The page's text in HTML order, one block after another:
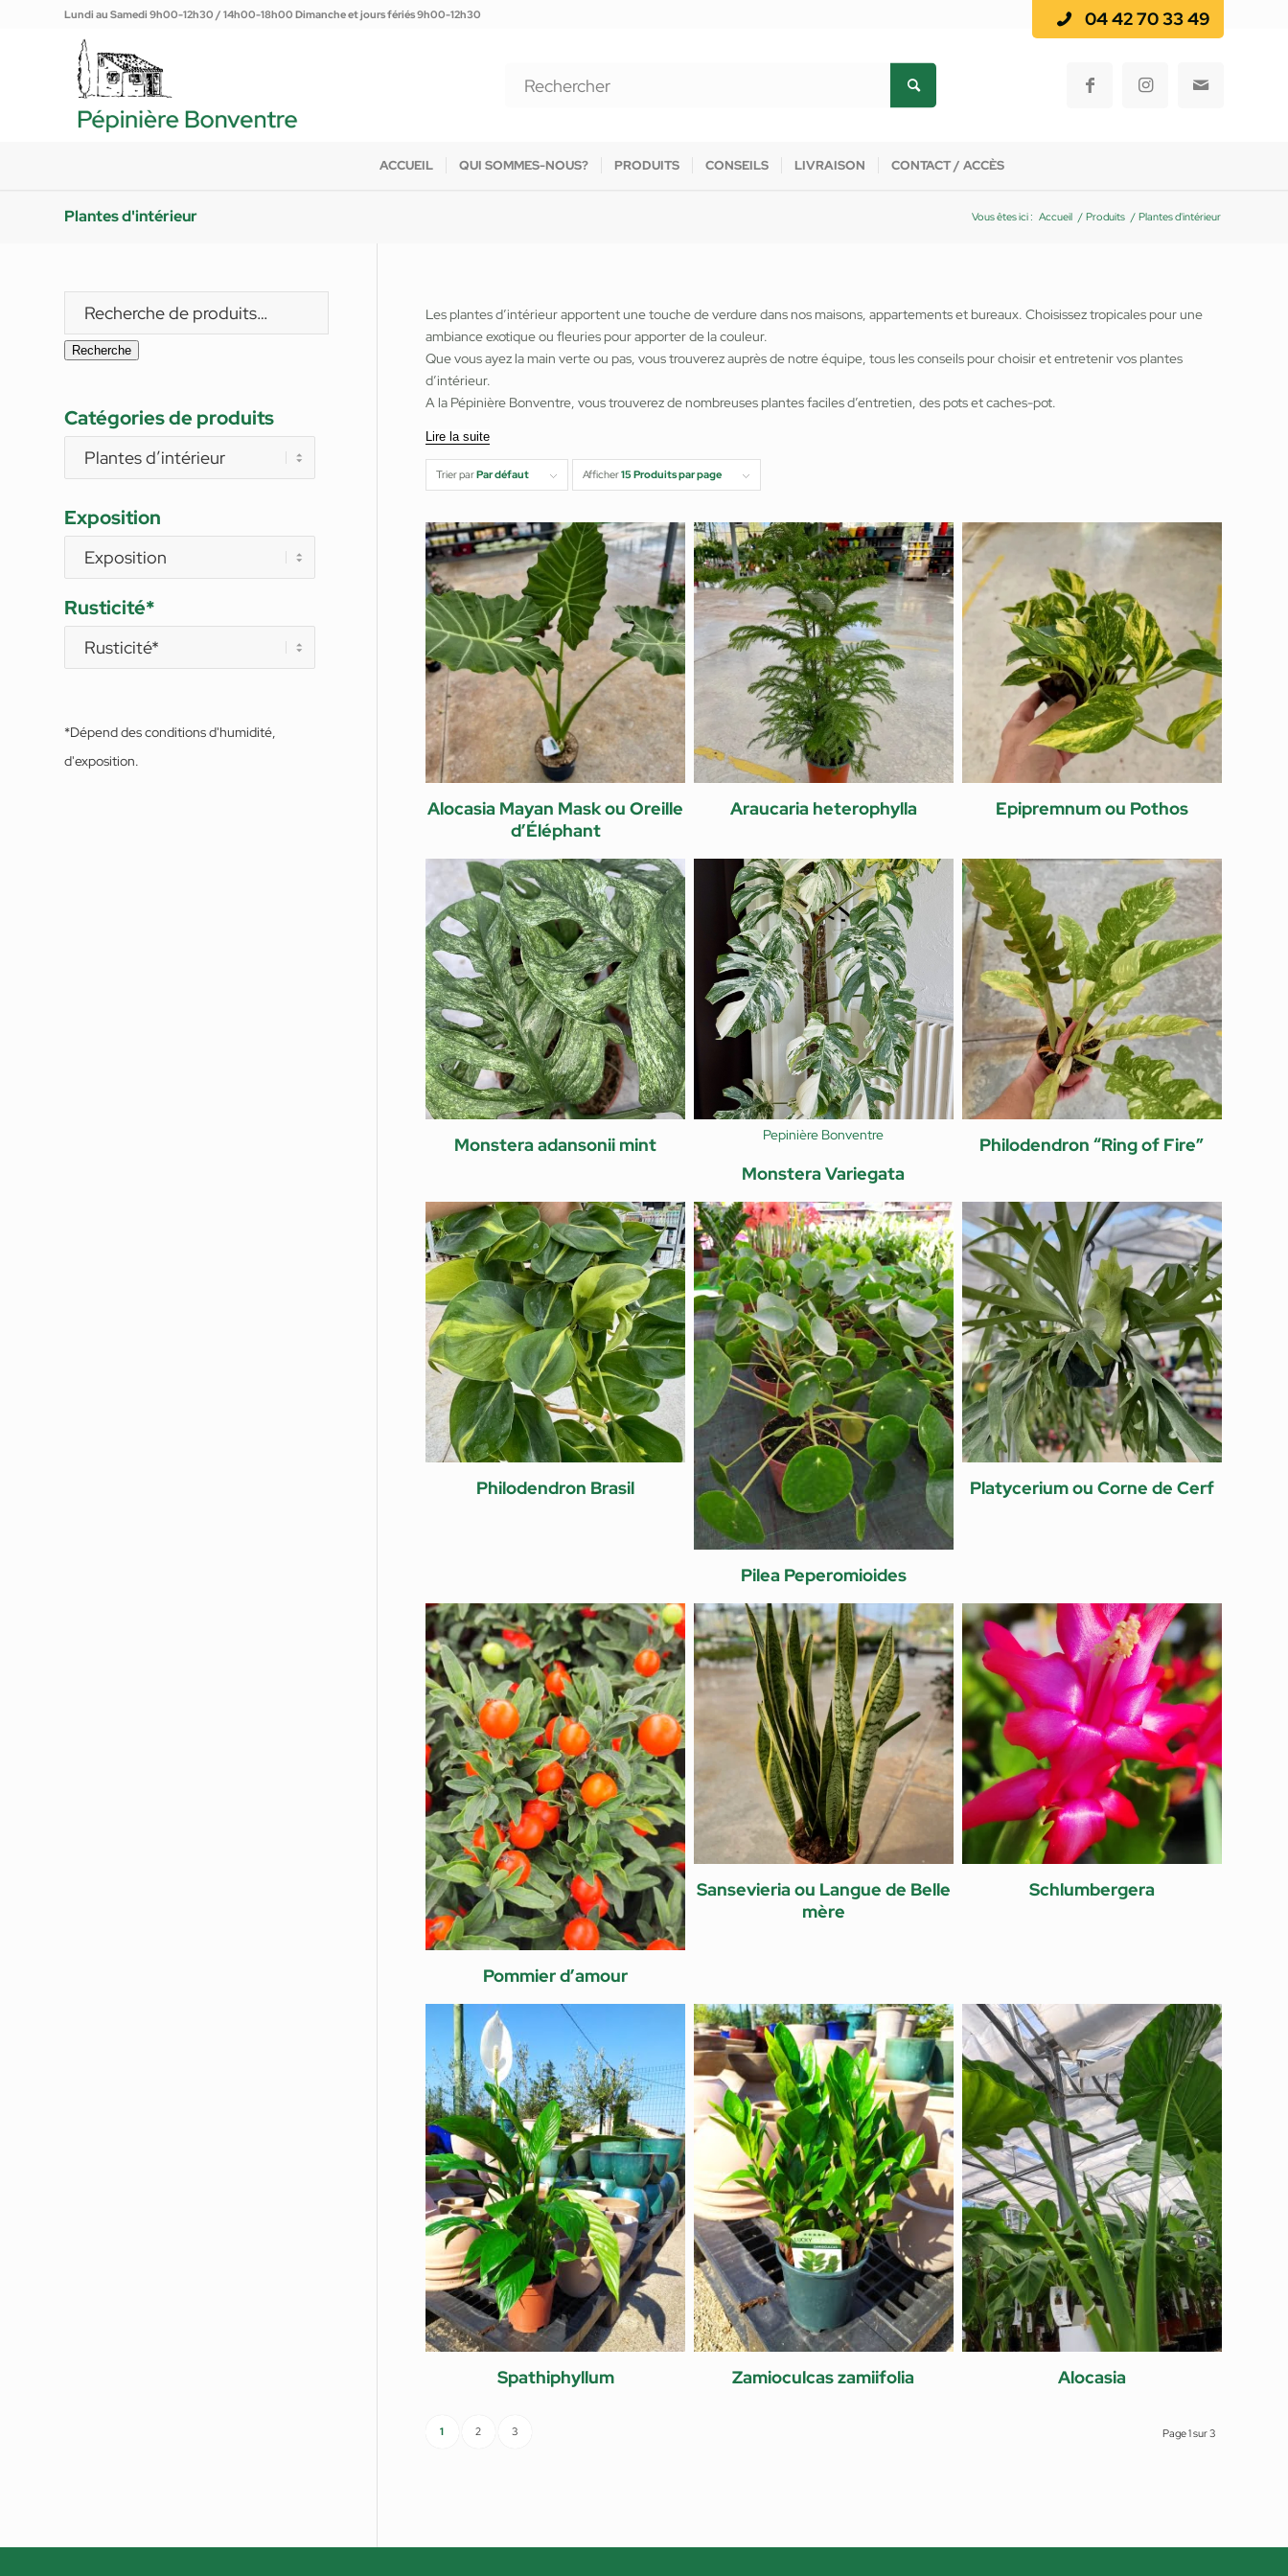
04 42 70 33 49
Lundi au Samedi 9h00-12h30 / 14h00-18h00 Dimanche et jours fériés 9h00-12h30
ACCUEIL QUI SOMMES-NOUS? PRODUITS CONSEILS LIVRAISON CONTACT / ACCÈS
Plantes d'intérieur Vous êtes ici : Accueil / Produits / Plantes d'intérieur
Les plantes d’intérieur apportent une touche de verdure dans nos maisons, appartements et bureaux. Choisissez tropicales pour une
ambiance exotique ou fleuries pour apporter de la couleur.
Que vous ayez la main verte ou pas, vous trouverez auprès de notre équipe, tous les conseils pour choisir et entretenir vos plantes
d’intérieur.
A la Pépinière Bonventre, vous trouverez de nombreuses plantes faciles d’entretien, des pots et caches-pot.
Lire la suite
Trier parPar défaut Afficher15 Produits par page
Alocasia Mayan Mask ou Oreille
d’Éléphant
Araucaria heterophylla Epipremnum ou Pothos
Monstera adansonii mint Pepinière Bonventre
Monstera Variegata
Philodendron “Ring of Fire”
Philodendron Brasil
Pilea Peperomioides
Platycerium ou Corne de Cerf
Pommier d’amour
Sansevieria ou Langue de Belle
mère
Schlumbergera
Spathiphyllum Zamioculcas zamiifolia Alocasia
Page 1 sur 3
1 2 3
Recherche
Catégories de produits
Exposition
Rusticité*
*Dépend des conditions d'humidité,
d'exposition.